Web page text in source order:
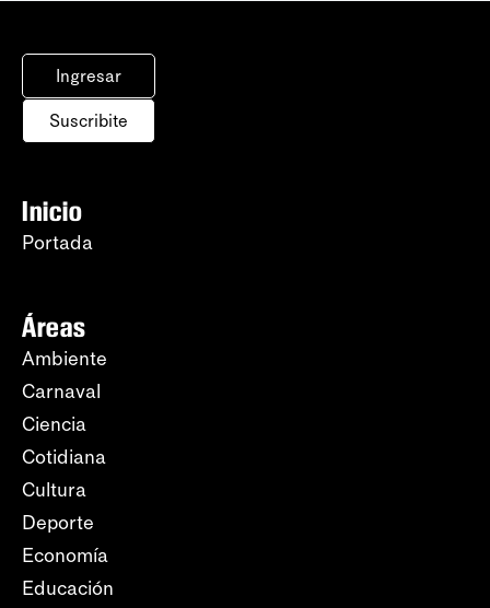
Ingresar
Suscribite
Inicio
Portada
Áreas
Ambiente
Carnaval
Ciencia
Cotidiana
Cultura
Deporte
Economía
Educación